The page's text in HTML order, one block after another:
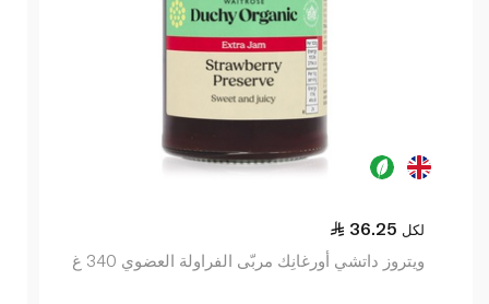
36.25 لكل
ويتروز داتشي أورغانِك مربّى الفراولة العضوي 340 غ